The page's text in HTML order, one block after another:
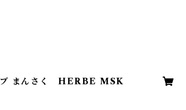
まんさく HERBE MSK